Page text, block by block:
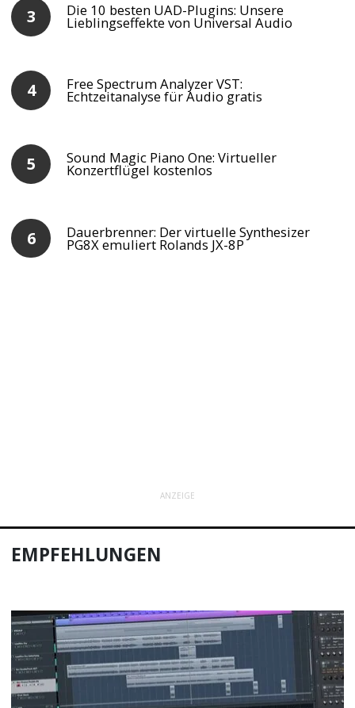
Die 10 besten UAD-Plugins: Unsere
Lieblingseffekte von Universal Audio
Free Spectrum Analyzer VST:
Echtzeitanalyse für Audio gratis
Sound Magic Piano One: Virtueller
Konzertflügel kostenlos
Dauerbrenner: Der virtuelle Synthesizer
PG8X emuliert Rolands JX-8P
ANZEIGE
EMPFEHLUNGEN